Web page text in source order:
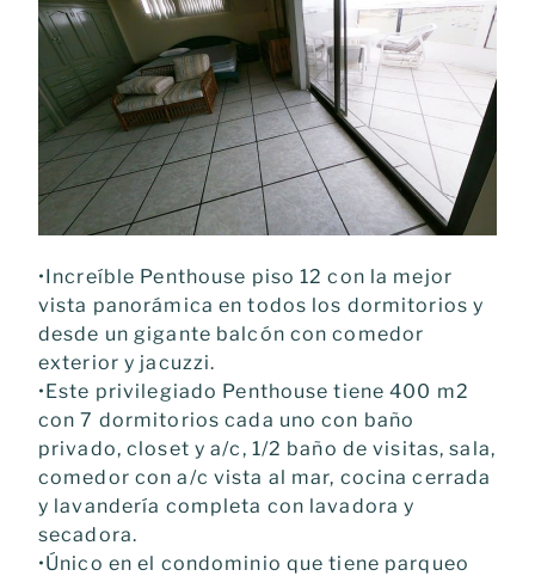
•Increíble Penthouse piso 12 con la mejor
vista panorámica en todos los dormitorios y
desde un gigante balcón con comedor
exterior y jacuzzi.
•Este privilegiado Penthouse tiene 400 m2
con 7 dormitorios cada uno con baño
privado, closet y a/c, 1/2 baño de visitas, sala,
comedor con a/c vista al mar, cocina cerrada
y lavandería completa con lavadora y
secadora.
•Único en el condominio que tiene parqueo